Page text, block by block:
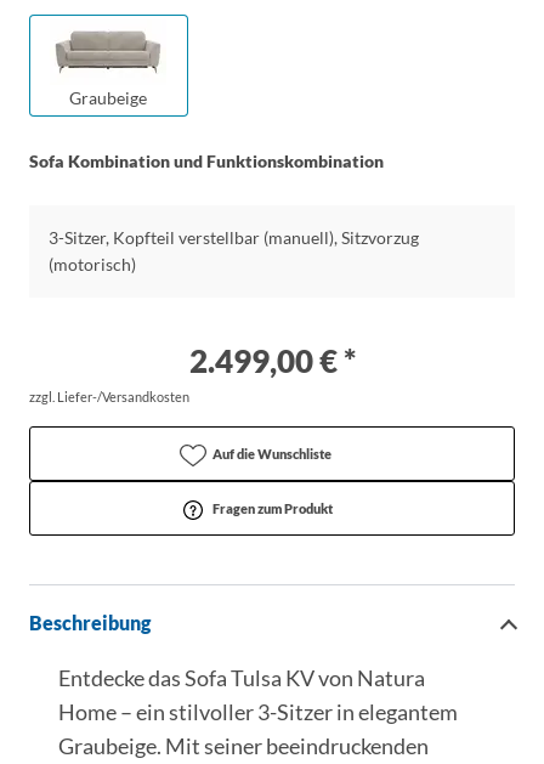
Graubeige
Sofa Kombination und Funktionskombination
3-Sitzer, Kopfteil verstellbar (manuell), Sitzvorzug
(motorisch)
2.499,00 € *
zzgl. Liefer-/Versandkosten
Auf die Wunschliste
Fragen zum Produkt
Beschreibung
Entdecke das Sofa Tulsa KV von Natura
Home – ein stilvoller 3-Sitzer in elegantem
Graubeige. Mit seiner beeindruckenden